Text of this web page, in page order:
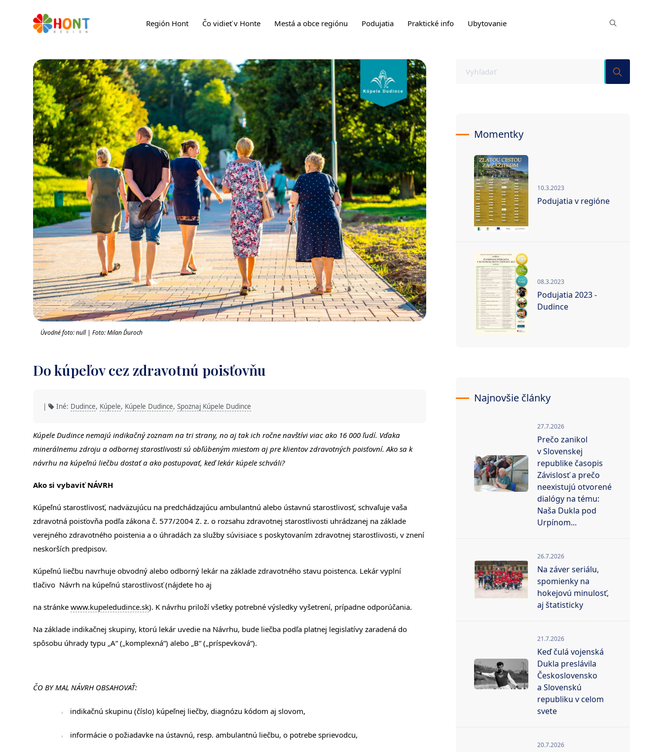
Región Hont Čo vidieť v Honte Mestá a obce regiónu Podujatia Praktické info Ubytovanie
Úvodné foto: null | Foto: Milan Ďuroch
Do kúpeľov cez zdravotnú poisťovňu
| Iné: Dudince, Kúpele, Kúpele Dudince, Spoznaj Kúpele Dudince
Kúpele Dudince nemajú indikačný zoznam na tri strany, no aj tak ich ročne navštívi viac ako 16 000 ľudí. Vďaka
minerálnemu zdroju a odbornej starostlivosti sú obľúbeným miestom aj pre klientov zdravotných poisťovní. Ako sa k
návrhu na kúpeľnú liečbu dostať a ako postupovať, keď lekár kúpele schváli?
Ako si vybaviť NÁVRH
Kúpeľnú starostlivosť, nadväzujúcu na predchádzajúcu ambulantnú alebo ústavnú starostlivosť, schvaľuje vaša
zdravotná poisťovňa podľa zákona č. 577/2004 Z. z. o rozsahu zdravotnej starostlivosti uhrádzanej na základe
verejného zdravotného poistenia a o úhradách za služby súvisiace s poskytovaním zdravotnej starostlivosti, v znení
neskorších predpisov.
Kúpeľnú liečbu navrhuje obvodný alebo odborný lekár na základe zdravotného stavu poistenca. Lekár vyplní
tlačivo Návrh na kúpeľnú starostlivosť (nájdete ho aj
na stránke www.kupeledudince.sk). K návrhu priloží všetky potrebné výsledky vyšetrení, prípadne odporúčania.
Na základe indikačnej skupiny, ktorú lekár uvedie na Návrhu, bude liečba podľa platnej legislatívy zaradená do
spôsobu úhrady typu „A“ („komplexná“) alebo „B“ („príspevková“).
ČO BY MAL NÁVRH OBSAHOVAŤ:
indikačnú skupinu (číslo) kúpeľnej liečby, diagnózu kódom aj slovom,
informácie o požiadavke na ústavnú, resp. ambulantnú liečbu, o potrebe sprievodcu,
Momentky
10.3.2023
Podujatia v regióne
08.3.2023
Podujatia 2023 -
Dudince
Najnovšie články
27.7.2026
Prečo zanikol
v Slovenskej
republike časopis
Závislosť a prečo
neexistujú otvorené
dialógy na tému:
Naša Dukla pod
Urpínom...
26.7.2026
Na záver seriálu,
spomienky na
hokejovú minulosť,
aj štatisticky
21.7.2026
Keď čulá vojenská
Dukla preslávila
Československo
a Slovenskú
republiku v celom
svete
20.7.2026